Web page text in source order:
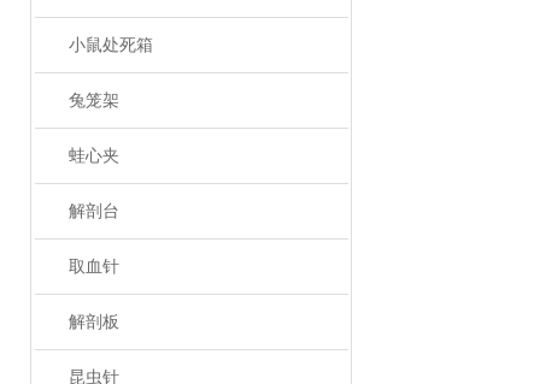
小鼠处死箱
兔笼架
蛙心夹
解剖台
取血针
解剖板
昆虫针